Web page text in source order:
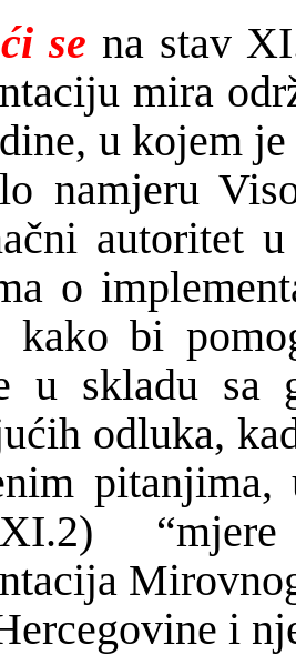
se na stav
mira
u kojem
namjeru
autoritet
o
kako bi
u skladu sa
odluka,
i